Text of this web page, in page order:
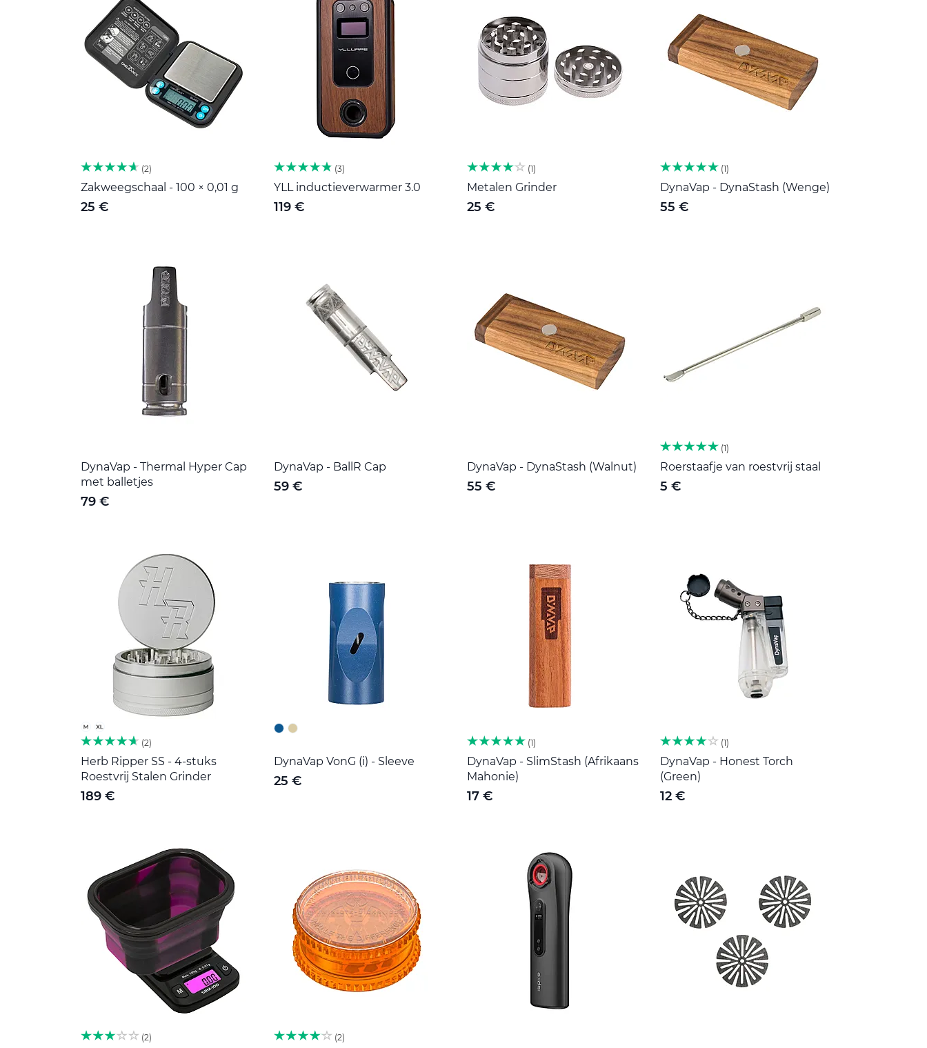
2
Zakweegschaal - 100 × 0,01 g
25 €
3
YLL inductieverwarmer 3.0
119 €
1
Metalen Grinder
25 €
1
DynaVap - DynaStash (Wenge)
55 €
DynaVap - Thermal Hyper Cap
met balletjes
79 €
DynaVap - BallR Cap
59 €
DynaVap - DynaStash (Walnut)
55 €
1
Roerstaafje van roestvrij staal
5 €
2
Herb Ripper SS - 4-stuks
Roestvrij Stalen Grinder
189 €
DynaVap VonG (i) - Sleeve
25 €
1
DynaVap - SlimStash (Afrikaans
Mahonie)
17 €
1
DynaVap - Honest Torch
(Green)
12 €
2 2